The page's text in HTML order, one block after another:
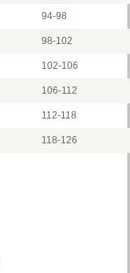
94-98
98-102
102-106
106-112
112-118
118-126